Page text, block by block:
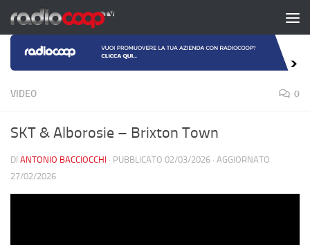
Salta al contenuto
VIDEO 0
SKT & Alborosie – Brixton Town
DI ANTONIO BACCIOCCHI · PUBBLICATO 02/03/2026 · AGGIORNATO
27/02/2026